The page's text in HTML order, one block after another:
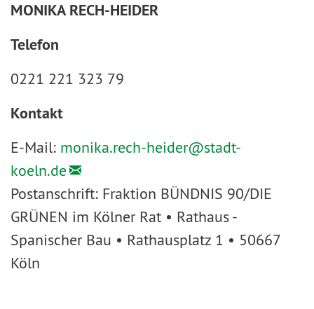
MONIKA RECH-HEIDER
Telefon
0221 221 323 79
Kontakt
E-Mail: monika.rech-heider@stadt-
koeln.de
Postanschrift: Fraktion BÜNDNIS 90/DIE
GRÜNEN im Kölner Rat • Rathaus -
Spanischer Bau • Rathausplatz 1 • 50667
Köln